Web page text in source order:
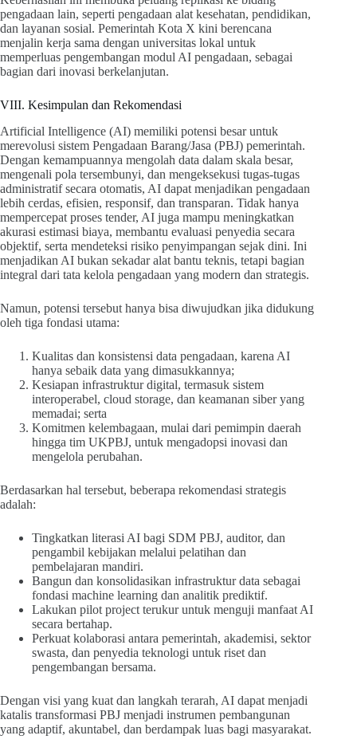
pengadaan lain, seperti pengadaan alat kesehatan, pendidikan,
dan layanan sosial. Pemerintah Kota X kini berencana
menjalin kerja sama dengan universitas lokal untuk
memperluas pengembangan modul AI pengadaan, sebagai
bagian dari inovasi berkelanjutan.
VIII. Kesimpulan dan Rekomendasi
Artificial Intelligence (AI) memiliki potensi besar untuk
merevolusi sistem Pengadaan Barang/Jasa (PBJ) pemerintah.
Dengan kemampuannya mengolah data dalam skala besar,
mengenali pola tersembunyi, dan mengeksekusi tugas-tugas
administratif secara otomatis, AI dapat menjadikan pengadaan
lebih cerdas, efisien, responsif, dan transparan. Tidak hanya
mempercepat proses tender, AI juga mampu meningkatkan
akurasi estimasi biaya, membantu evaluasi penyedia secara
objektif, serta mendeteksi risiko penyimpangan sejak dini. Ini
menjadikan AI bukan sekadar alat bantu teknis, tetapi bagian
integral dari tata kelola pengadaan yang modern dan strategis.
Namun, potensi tersebut hanya bisa diwujudkan jika didukung
oleh tiga fondasi utama:
Kualitas dan konsistensi data pengadaan, karena AI
hanya sebaik data yang dimasukkannya;
Kesiapan infrastruktur digital, termasuk sistem
interoperabel, cloud storage, dan keamanan siber yang
memadai; serta
Komitmen kelembagaan, mulai dari pemimpin daerah
hingga tim UKPBJ, untuk mengadopsi inovasi dan
mengelola perubahan.
Berdasarkan hal tersebut, beberapa rekomendasi strategis
adalah:
Tingkatkan literasi AI bagi SDM PBJ, auditor, dan
pengambil kebijakan melalui pelatihan dan
pembelajaran mandiri.
Bangun dan konsolidasikan infrastruktur data sebagai
fondasi machine learning dan analitik prediktif.
Lakukan pilot project terukur untuk menguji manfaat AI
secara bertahap.
Perkuat kolaborasi antara pemerintah, akademisi, sektor
swasta, dan penyedia teknologi untuk riset dan
pengembangan bersama.
Dengan visi yang kuat dan langkah terarah, AI dapat menjadi
katalis transformasi PBJ menjadi instrumen pembangunan
yang adaptif, akuntabel, dan berdampak luas bagi masyarakat.